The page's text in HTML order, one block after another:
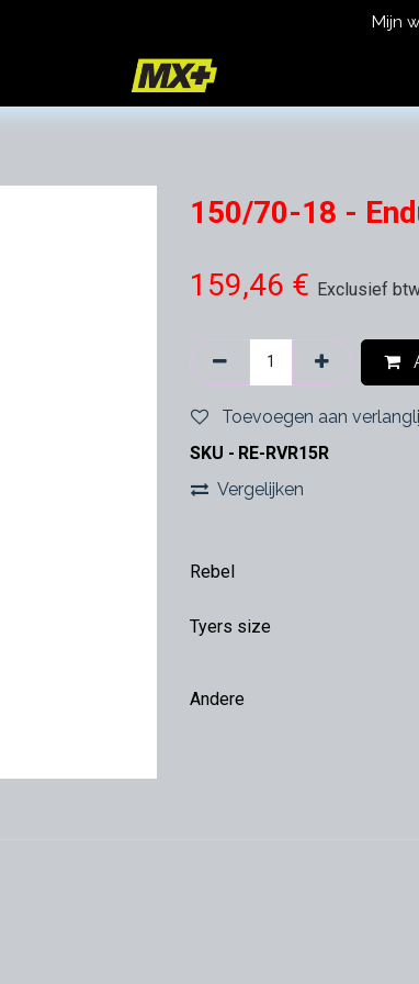
Mijn
and Conditions
150/70-18 -
159,46 € Exclusief
Toevoegen aan
SKU - RE-RVR15R
Vergelijken
Rebel
Tyers size
Andere